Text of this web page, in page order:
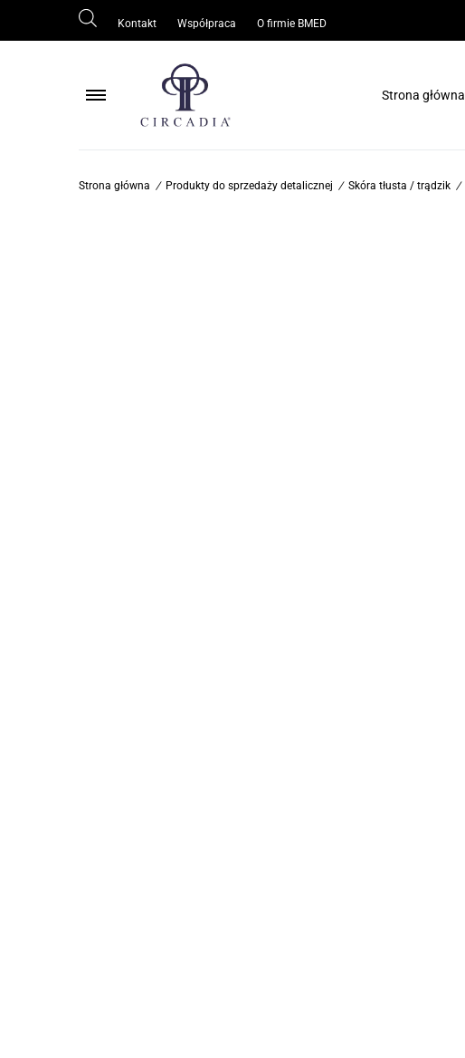
Kontakt Współpraca O firmie BMED
Strona główna
Strona główna / Produkty do sprzedaży detalicznej / Skóra tłusta / trądzik /